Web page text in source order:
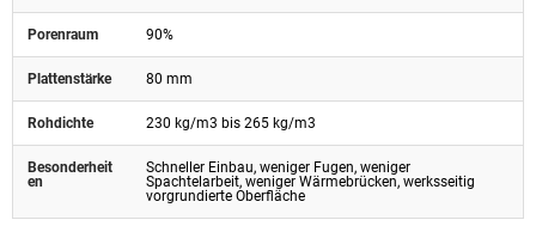
Porenraum 90%
Plattenstärke 80 mm
Rohdichte 230 kg/m3 bis 265 kg/m3
Besonderheit
en
Schneller Einbau, weniger Fugen, weniger
Spachtelarbeit, weniger Wärmebrücken, werksseitig
vorgrundierte Oberfläche